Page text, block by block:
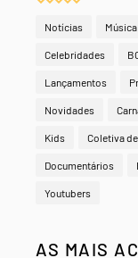
Notícias Música
Celebridades
Lançamentos
Novidades
Kids Coletiva
Documentários
Youtubers
AS MAIS